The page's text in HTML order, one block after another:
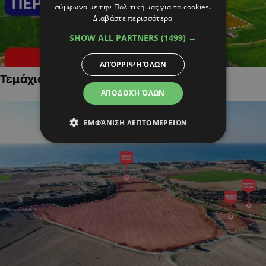
Τεμάχια Γης σε Οικιστικές Περιοχές
σύμφωνα με την Πολιτική μας για τα cookies.
Διαβάστε περισσότερα
SHOW ALL PARTNERS (1499) →
ΑΠΟΔΟΧΉ ΌΛΩΝ
ΑΠΌΡΡΙΨΗ ΌΛΩΝ
ΕΜΦΆΝΙΣΗ ΛΕΠΤΟΜΕΡΕΙΏΝ